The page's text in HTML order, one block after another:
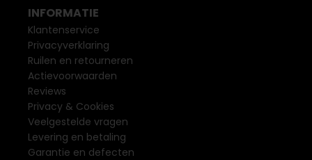
INFORMATIE
Klantenservice
Privacyverklaring
Ruilen en retourneren
Actievoorwaarden
Reviews
Privacy & Cookies
Veelgestelde vragen
Levering en betaling
Garantie en defecten